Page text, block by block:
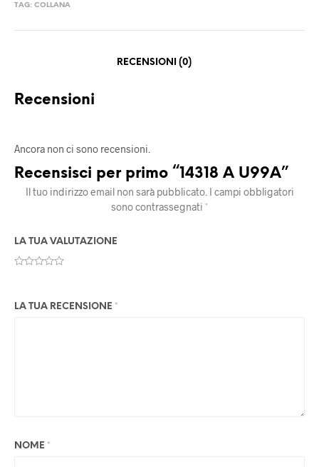
TAG: COLLANA
RECENSIONI (0)
Recensioni
Ancora non ci sono recensioni.
Recensisci per primo “14318 A U99A”
Il tuo indirizzo email non sarà pubblicato. I campi obbligatori
sono contrassegnati *
LA TUA VALUTAZIONE
LA TUA RECENSIONE *
NOME *